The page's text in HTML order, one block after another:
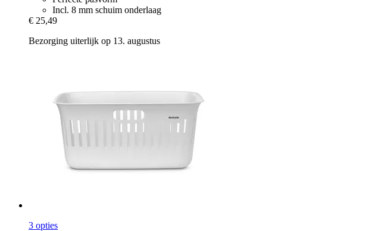
Incl. 8 mm schuim onderlaag
€ 25,49
Bezorging uiterlijk op 13. augustus
3 opties